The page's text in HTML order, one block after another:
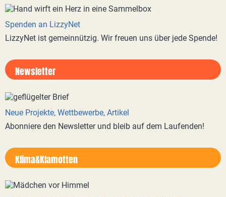
Spenden an LizzyNet
LizzyNet ist gemeinnützig. Wir freuen uns über jede Spende!
Newsletter
Neue Projekte, Wettbewerbe, Artikel
Abonniere den Newsletter und bleib auf dem Laufenden!
Klima&Klamotten